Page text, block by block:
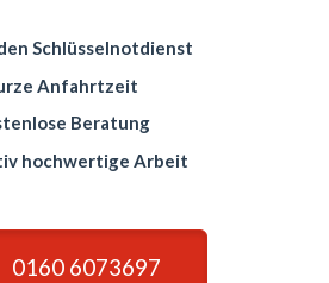
Schlüsselnotdienst
Anfahrtzeit
Beratung
hochwertige Arbeit
0160 6073697